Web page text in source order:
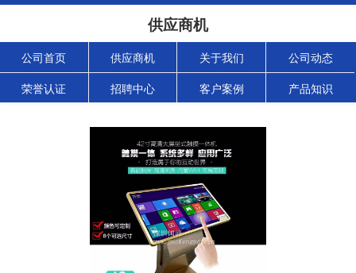
供应商机
公司首页 供应商机 关于我们 公司动态
荣誉认证 招聘中心 客户案例 产品知识